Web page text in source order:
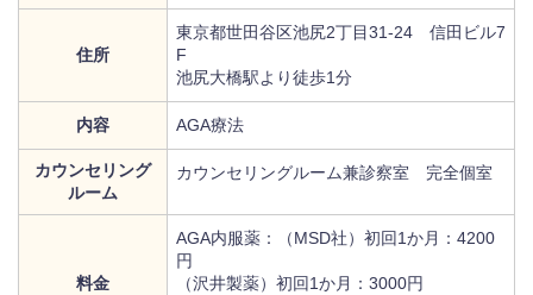
住所
東京都世田谷区池尻2丁目31-24 信田ビル7
F
池尻大橋駅より徒歩1分
内容 AGA療法
カウンセリング
ルーム
カウンセリングルーム兼診察室 完全個室
料金
AGA内服薬：（MSD社）初回1か月：4200
円
（沢井製薬）初回1か月：3000円